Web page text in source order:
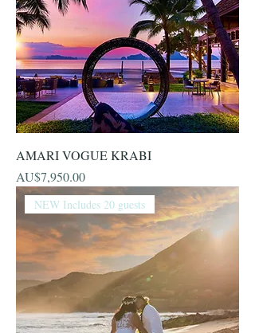
AMARI VOGUE KRABI
價格
AU$7,950.00
NEW Includes 20 guests